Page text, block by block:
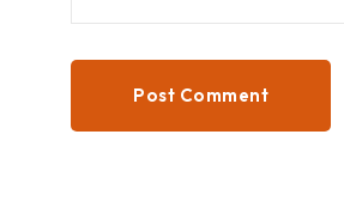
Post Comment